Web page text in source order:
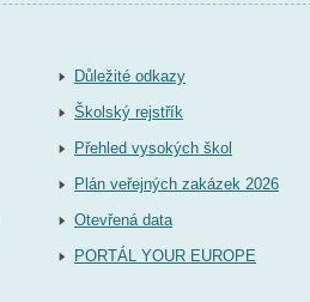
Důležité odkazy
Školský rejstřík
Přehled vysokých škol
Plán veřejných zakázek 2026
Otevřená data
PORTÁL YOUR EUROPE